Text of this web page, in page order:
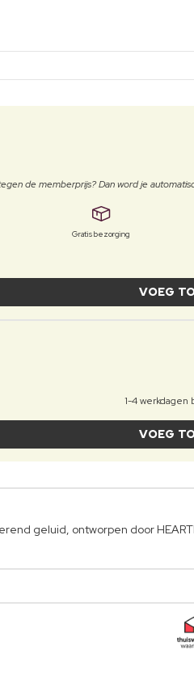
de memberprijs? Dan word je
Gratis bezorging
VOEG
1-4
VOEG
geluid, ontworpen door